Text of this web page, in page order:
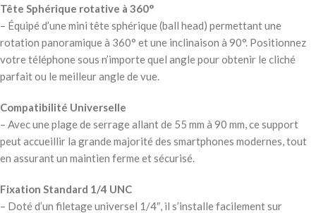
Tête Sphérique rotative à 360°
– Équipé d’une mini tête sphérique (ball head) permettant une
rotation panoramique à 360° et une inclinaison à 90°. Positionnez
votre téléphone sous n’importe quel angle pour obtenir le cliché
parfait ou le meilleur angle de vue.
Compatibilité Universelle
– Avec une plage de serrage allant de 55 mm à 90 mm, ce support
peut accueillir la grande majorité des smartphones modernes, tout
en assurant un maintien ferme et sécurisé.
Fixation Standard 1/4 UNC
– Doté d’un filetage universel 1/4″, il s’installe facilement sur